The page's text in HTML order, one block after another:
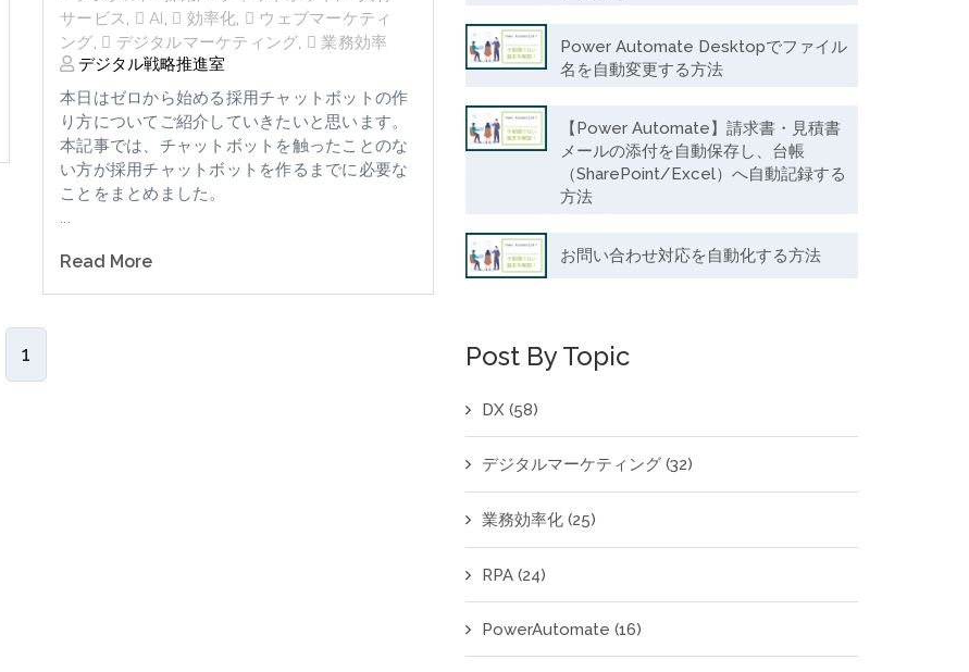
サービス, AI, 効率化,
ウェブマーケティ
ング, デジタルマーケティング,
業務効率
デジタル戦略推進室
本日はゼロから始める採用チャットボットの作
り方についてご紹介していきたいと思います。
本記事では、チャットボットを触ったことのな
い方が採用チャットボットを作るまでに必要な
ことをまとめました。
...
Read More
1
Power Automate Desktopでファイル
名を自動変更する方法
【Power Automate】請求書・見積書
メールの添付を自動保存し、台帳
（SharePoint/Excel）へ自動記録する
方法
お問い合わせ対応を自動化する方法
Post By Topic
DX(58)
デジタルマーケティング(32)
業務効率化(25)
RPA(24)
PowerAutomate(16)